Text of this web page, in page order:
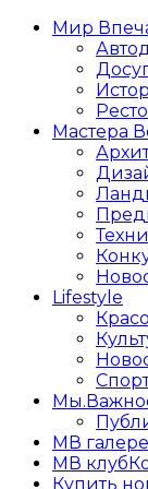
Мир
Мастера
Lifestyle
МВ
МВ клуб
Купить